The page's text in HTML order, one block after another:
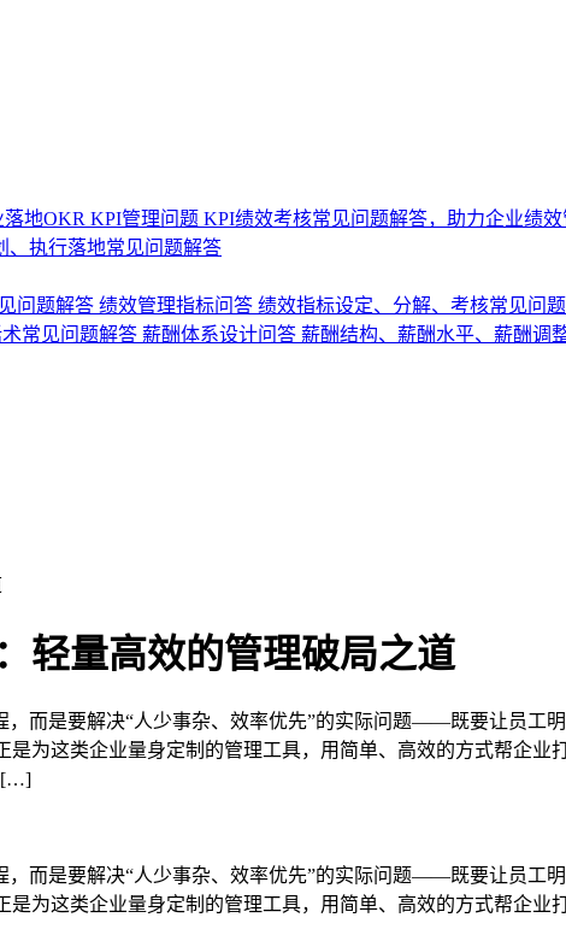
地OKR KPI管理问题 KPI绩效考核常见问题解答，助力企业绩效
、执行落地常见问题解答
问题解答 绩效管理指标问答 绩效指标设定、分解、考核常见问
常见问题解答 薪酬体系设计问答 薪酬结构、薪酬水平、薪酬调
轻量高效的管理破局之道
，而是要解决“人少事杂、效率优先”的实际问题——既要让员工
为这类企业量身定制的管理工具，用简单、高效的方式帮企业
[…]
，而是要解决“人少事杂、效率优先”的实际问题——既要让员工
为这类企业量身定制的管理工具，用简单、高效的方式帮企业